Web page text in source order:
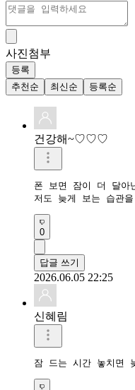
사진첨부
등록
추천순
최신순 등록순
건강해~♡♡♡
폰 보면 잠이 더 달아
저도 늦게 보는 습관
0
답글 쓰기
2026.06.05 22:25
신혜림
잠 드는 시간 놓치면